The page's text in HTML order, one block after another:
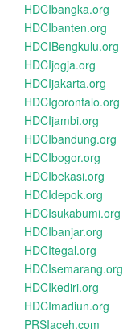
HDCIbangka.org
HDCIbanten.org
HDCIBengkulu.org
HDCIjogja.org
HDCIjakarta.org
HDCIgorontalo.org
HDCIjambi.org
HDCIbandung.org
HDCIbogor.org
HDCIbekasi.org
HDCIdepok.org
HDCIsukabumi.org
HDCIbanjar.org
HDCItegal.org
HDCIsemarang.org
HDCIkediri.org
HDCImadiun.org
PRSIaceh.com